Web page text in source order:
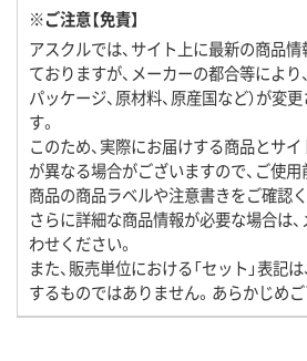
※ご注意【免責】
アスクルでは、サイト上に最新の商品
ておりますが、メーカーの都合等により、
パッケージ、原材料、原産国など）が変
す。
このため、実際にお届けする商品とサ
が異なる場合がございますので、ご使
商品の商品ラベルや注意書きをご確認く
さらに詳細な商品情報が必要な場合は
わせください。
また、販売単位における「セット」表記
するものではありません。あらかじめご